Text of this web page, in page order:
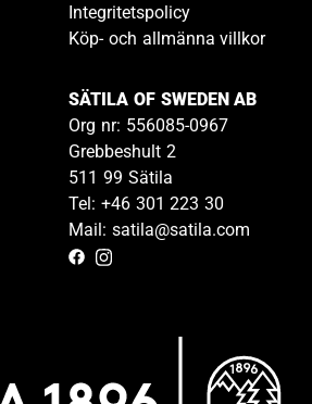
Integritetspolicy
Köp- och allmänna villkor
SÄTILA OF SWEDEN AB
Org nr: 556085-0967
Grebbeshult 2
511 99 Sätila
Tel: +46 301 223 30
Mail: satila@satila.com